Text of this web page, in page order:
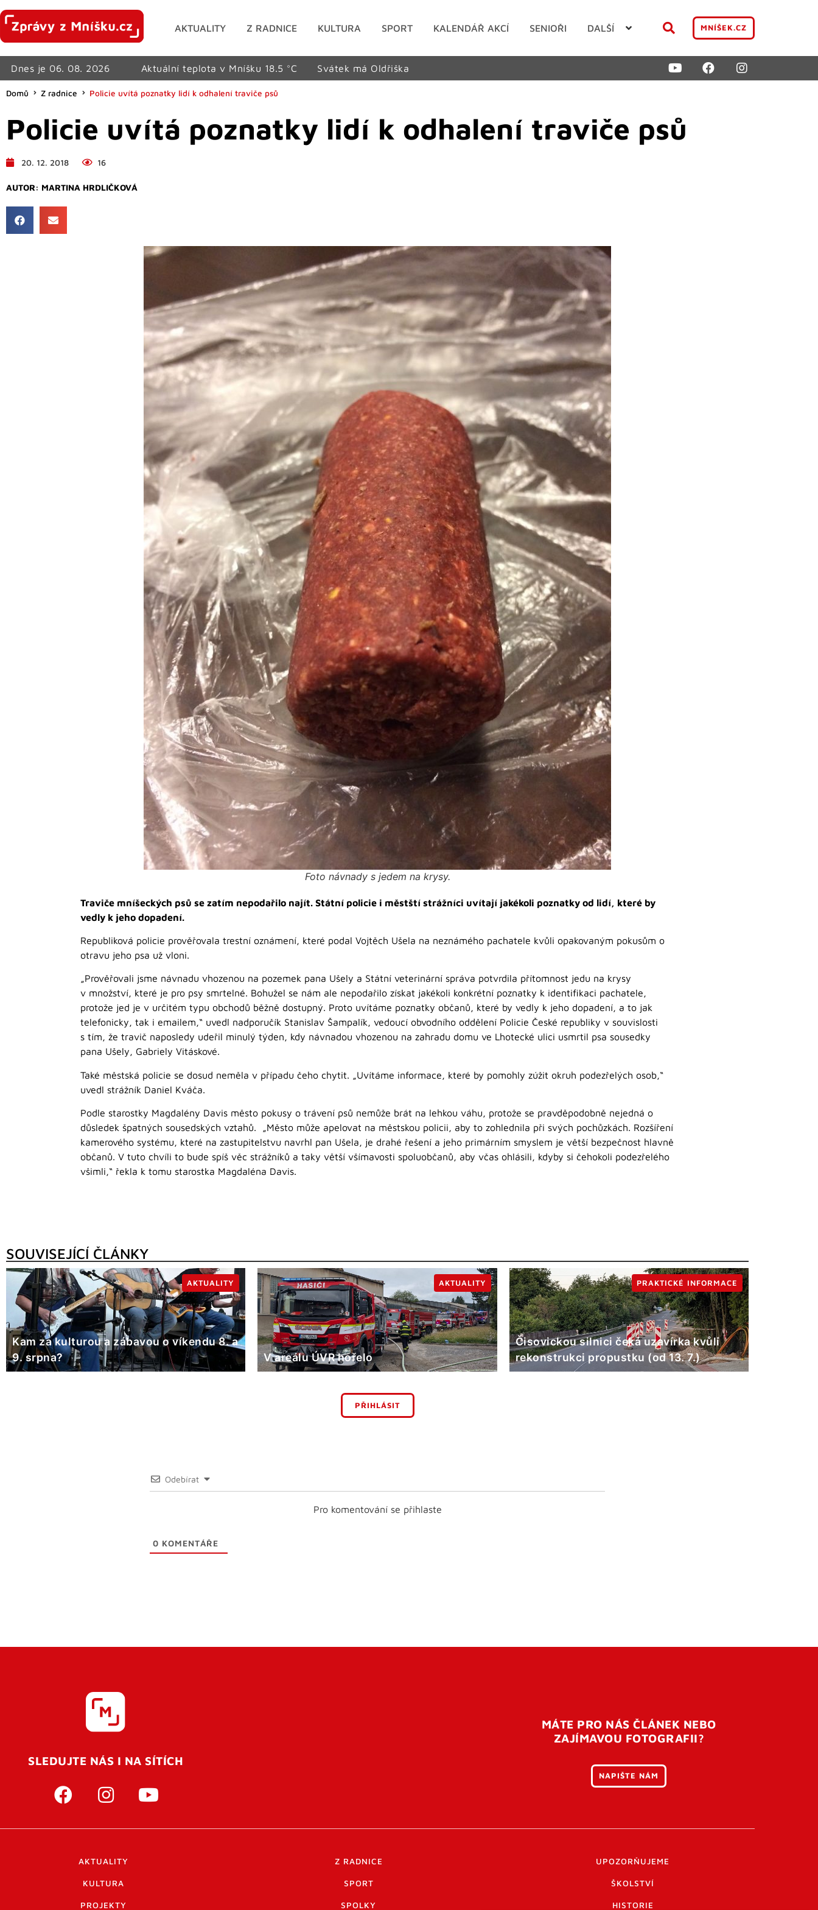
AKTUALITY Z RADNICE KULTURA SPORT KALENDÁŘ AKCÍ SENIOŘI DALŠÍ MNÍŠEK.CZ
Dnes je 06. 08. 2026 Aktuální teplota v Mníšku 18.5 °C Svátek má Oldřiška
Domů Z radnice Policie uvítá poznatky lidí k odhalení traviče psů
Policie uvítá poznatky lidí k odhalení traviče psů
20. 12. 2018 16
AUTOR: MARTINA HRDLIČKOVÁ
Foto návnady s jedem na krysy.
Traviče mníšeckých psů se zatím nepodařilo najít. Státní policie i městští strážníci uvítají jakékoli poznatky od lidí, které by
vedly k jeho dopadení.
Republiková policie prověřovala trestní oznámení, které podal Vojtěch Ušela na neznámého pachatele kvůli opakovaným pokusům o
otravu jeho psa už vloni.
„Prověřovali jsme návnadu vhozenou na pozemek pana Ušely a Státní veterinární správa potvrdila přítomnost jedu na krysy
v množství, které je pro psy smrtelné. Bohužel se nám ale nepodařilo získat jakékoli konkrétní poznatky k identifikaci pachatele,
protože jed je v určitém typu obchodů běžně dostupný. Proto uvítáme poznatky občanů, které by vedly k jeho dopadení, a to jak
telefonicky, tak i emailem,“ uvedl nadporučík Stanislav Šampalík, vedoucí obvodního oddělení Policie České republiky v souvislosti
s tím, že travič naposledy udeřil minulý týden, kdy návnadou vhozenou na zahradu domu ve Lhotecké ulici usmrtil psa sousedky
pana Ušely, Gabriely Vitáskové.
Také městská policie se dosud neměla v případu čeho chytit. „Uvítáme informace, které by pomohly zúžit okruh podezřelých osob,“
uvedl strážník Daniel Kváča.
Podle starostky Magdalény Davis město pokusy o trávení psů nemůže brát na lehkou váhu, protože se pravděpodobně nejedná o
důsledek špatných sousedských vztahů. „Město může apelovat na městskou policii, aby to zohlednila při svých pochůzkách. Rozšíření
kamerového systému, které na zastupitelstvu navrhl pan Ušela, je drahé řešení a jeho primárním smyslem je větší bezpečnost hlavně
občanů. V tuto chvíli to bude spíš věc strážníků a taky větší všímavosti spoluobčanů, aby včas ohlásili, kdyby si čehokoli podezřelého
všimli,“ řekla k tomu starostka Magdaléna Davis.
SOUVISEJÍCÍ ČLÁNKY
Kam za kulturou a zábavou o víkendu 8. a
9. srpna?
AKTUALITY
V areálu ÚVR hořelo
AKTUALITY
Čisovickou silnici čeká uzavírka kvůli
rekonstrukci propustku (od 13. 7.)
PRAKTICKÉ INFORMACE
PŘIHLÁSIT
Odebírat
Pro komentování se přihlaste
0 KOMENTÁŘE
SLEDUJTE NÁS I NA SÍTÍCH
MÁTE PRO NÁS ČLÁNEK NEBO
ZAJÍMAVOU FOTOGRAFII?
NAPIŠTE NÁM
AKTUALITY Z RADNICE UPOZORŇUJEME
KULTURA SPORT ŠKOLSTVÍ
PROJEKTY SPOLKY HISTORIE